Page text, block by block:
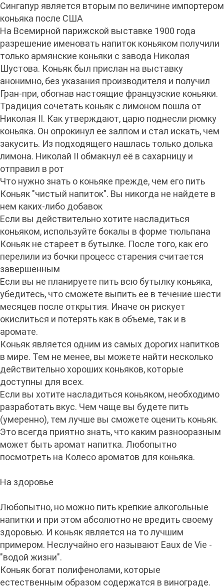
Сингапур является вторым по величине импортером
коньяка после США
На Всемирной парижской выставке 1900 года
разрешение именовать напиток коньяком получили
только армянские коньяки с завода Николая
Шустова. Коньяк был прислан на выставку
анонимно, без указания производителя и получил
Гран-при, обогнав настоящие французские коньяки.
Традиция сочетать коньяк с лимоном пошла от
Николая II. Как утверждают, царю поднесли рюмку
коньяка. Он опрокинул ее залпом и стал искать, чем
закусить. Из подходящего нашлась только долька
лимона. Николай II обмакнул её в сахарницу и
отправил в рот
Что нужно знать о коньяке прежде, чем его пить
Коньяк "чистый напиток". Вы никогда не найдете в
нем каких-либо добавок
Если вы действительно хотите насладиться
коньяком, используйте бокалы в форме тюльпана
Коньяк не стареет в бутылке. После того, как его
перелили из бочки процесс старения считается
завершенным
Если вы не планируете пить всю бутылку коньяка,
убедитесь, что сможете выпить ее в течение шести
месяцев после открытия. Иначе он рискует
окислиться и потерять как в объеме, так и в
аромате.
Коньяк является одним из самых дорогих напитков
в мире. Тем не менее, вы можете найти несколько
действительно хороших коньяков, которые
доступны для всех.
Если вы хотите насладиться коньяком, необходимо
разработать вкус. Чем чаще вы будете пить
(умеренно), тем лучше вы сможете оценить коньяк.
Это всегда приятно знать, что каким разнооразным
может быть аромат напитка. Любопытно
посмотреть на Колесо ароматов для коньяка.
На здоровье
Любопытно, но можно пить крепкие алкогольные
напитки и при этом абсолютно не вредить своему
здоровью. И коньяк является на то лучшим
примером. Неслучайно его называют Eaux de Vie -
"водой жизни".
Коньяк богат полифенолами, которые
естественным образом содержатся в винограде.